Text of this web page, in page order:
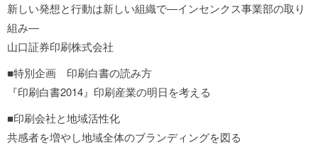
新しい発想と行動は新しい組織で―インセンクス事業部の取り
組み―
山口証券印刷株式会社
■特別企画 印刷白書の読み方
『印刷白書2014』印刷産業の明日を考える
■印刷会社と地域活性化
共感者を増やし地域全体のブランディングを図る